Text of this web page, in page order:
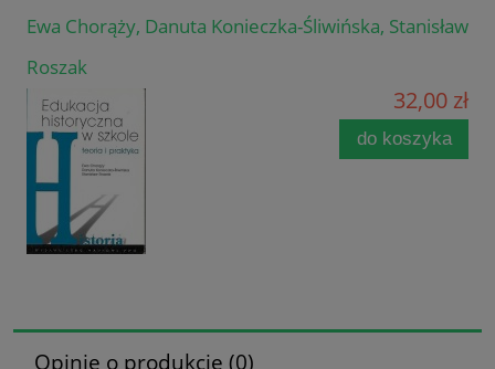
Ewa Chorąży, Danuta Konieczka-Śliwińska, Stanisław
Roszak
32,00 zł
do koszyka
Opinie o produkcie (0)